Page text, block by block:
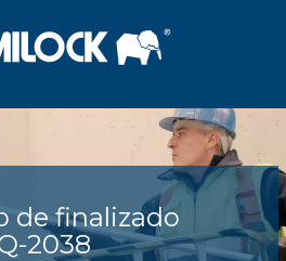
de finalizado
2038